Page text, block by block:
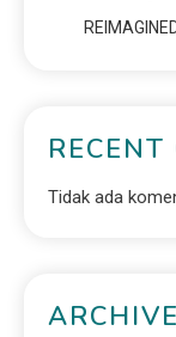
Tidak ada